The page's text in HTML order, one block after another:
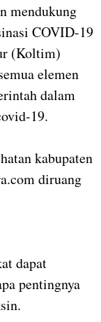
mendukung
COVID-19
(Koltim)
elemen
dalam
19.
kabupaten
diruang
dapat
pentingnya